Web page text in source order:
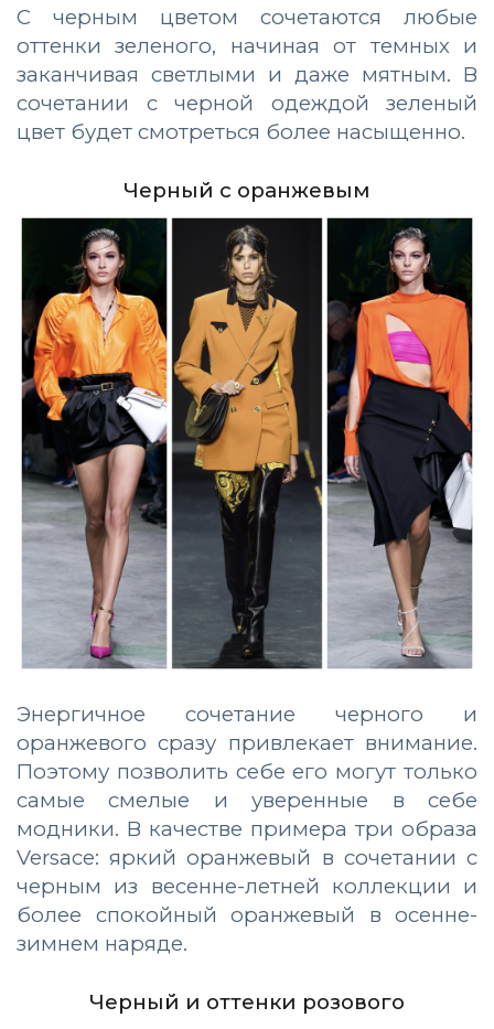
С черным цветом сочетаются любые
оттенки зеленого, начиная от темных и
заканчивая светлыми и даже мятным. В
сочетании с черной одеждой зеленый
цвет будет смотреться более насыщенно.
Черный с оранжевым
Энергичное сочетание черного и
оранжевого сразу привлекает внимание.
Поэтому позволить себеего могут только
самые смелые и уверенные в себе
модники. В качестве примера три образа
Versace: яркий оранжевый в сочетании с
черным из весенне-летней коллекции и
более спокойный оранжевый в осенне-
зимнем наряде.
Черный и оттенки розового